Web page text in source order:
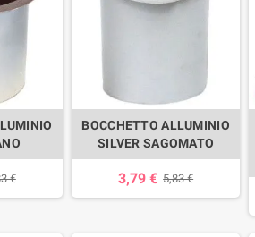
€
BOCCHETTO ALLUMINIO
SILVER SAGOMATO
3,79 € 5,83 €